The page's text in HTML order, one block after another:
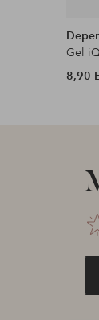
Gel
8,90